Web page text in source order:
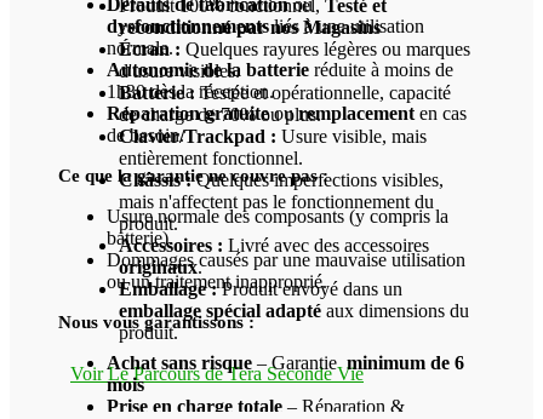
Produit 100% fonctionnel, Testé et
reconditionné par nos Magasins
Écran : Quelques rayures légères ou marques
d'usure visibles.
Batterie : Testée et opérationnelle, capacité
de charge de 70% ou plus.
Clavier/Trackpad : Usure visible, mais
entièrement fonctionnel.
Châssis :Quelques imperfections visibles,
mais n'affectent pas le fonctionnement du
produit.
Accessoires : Livré avec des accessoires
originaux.
Emballage :Produit envoyé dans un
emballage spécial adapté aux dimensions du
produit.
Voir Le Parcours de Tera Seconde Vie
Défauts de fabricationou
dysfonctionnementsliés à une utilisation
normale.
Autonomie de la batterie réduite à moins de
1h30 dès la réception.
Réparation gratuiteouremplacement en cas
de besoin.
Ce que la garantie ne couvre pas :
Usure normale des composants (y compris la
batterie).
Dommages causés par une mauvaise utilisation
ou un traitement inapproprié.
Nous vous garantissons :
Achat sans risque – Garantieminimum de 6
mois
Prise en charge totale – Réparation &